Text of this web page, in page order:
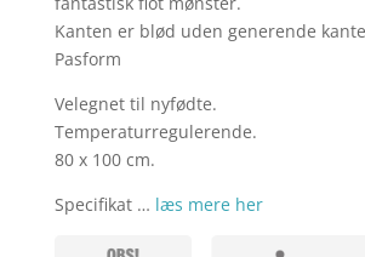
Kanten er blød uden generende
Pasform
Velegnet til nyfødte.
Temperaturregulerende.
80 x 100 cm.
Specifikat … læs mere her